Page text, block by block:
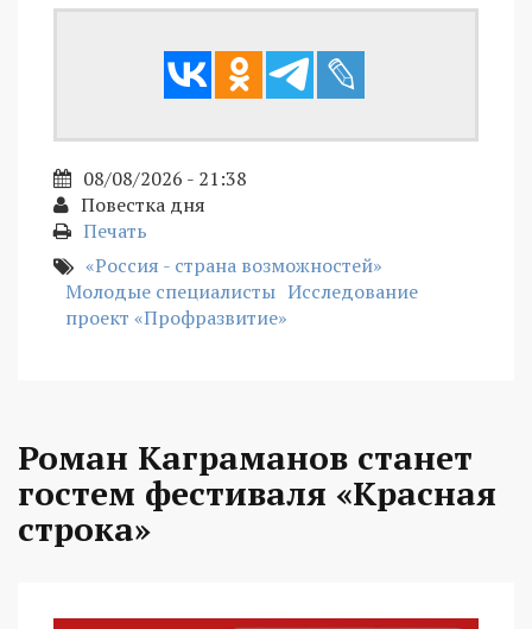
08/08/2026 - 21:38
Повестка дня
Печать
«Россия - страна возможностей»
Молодые специалисты Исследование
проект «Профразвитие»
Роман Каграманов станет
гостем фестиваля «Красная
строка»